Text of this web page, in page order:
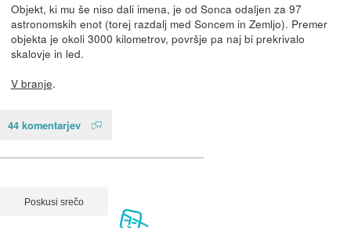
Objekt, ki mu še niso dali imena, je od Sonca odaljen za 97
astronomskih enot (torej razdalj med Soncem in Zemljo). Premer
objekta je okoli 3000 kilometrov, površje pa naj bi prekrivalo
skalovje in led.
V branje.
44 komentarjev